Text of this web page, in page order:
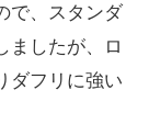
、 スタンダ
したが、
ロ
ダフリに強い